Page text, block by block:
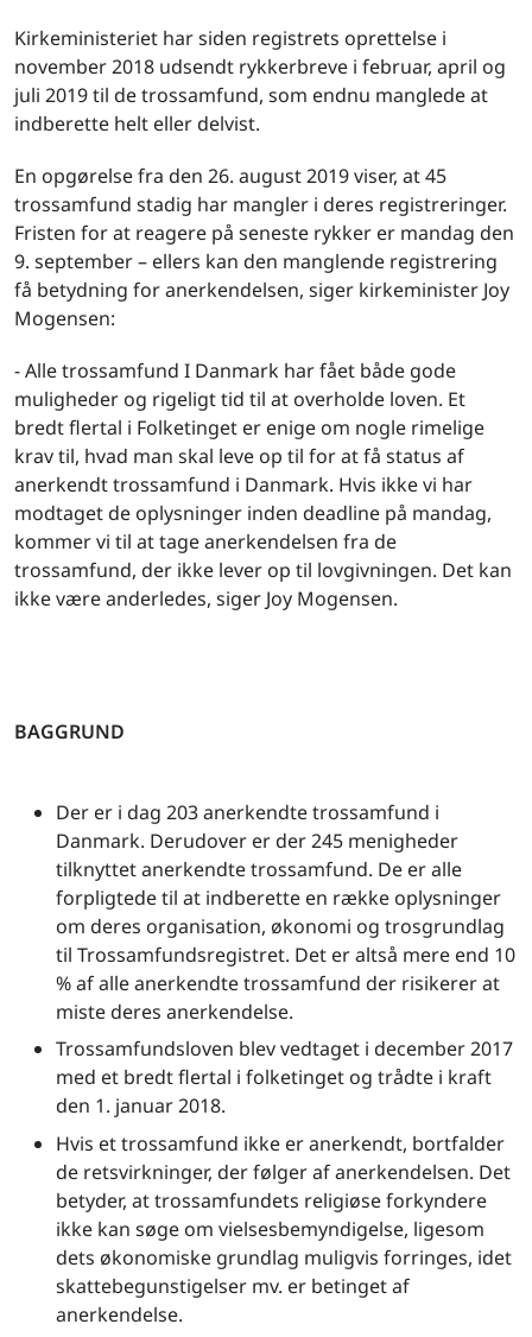
Kirkeministeriet har siden registrets oprettelse i
november 2018 udsendt rykkerbreve i februar, april og
juli 2019 til de trossamfund, som endnu manglede at
indberette helt eller delvist.
En opgørelse fra den 26. august 2019 viser, at 45
trossamfund stadig har mangler i deres registreringer.
Fristen for at reagere på seneste rykker er mandag den
9. september – ellers kan den manglende registrering
få betydning for anerkendelsen, siger kirkeminister Joy
Mogensen:
- Alle trossamfund I Danmark har fået både gode
muligheder og rigeligt tid til at overholde loven. Et
bredt flertal i Folketinget er enige om nogle rimelige
krav til, hvad man skal leve op til for at få status af
anerkendt trossamfund i Danmark. Hvis ikke vi har
modtaget de oplysninger inden deadline på mandag,
kommer vi til at tage anerkendelsen fra de
trossamfund, der ikke lever op til lovgivningen. Det kan
ikke være anderledes, siger Joy Mogensen.
BAGGRUND
Der er i dag 203 anerkendte trossamfund i
Danmark. Derudover er der 245 menigheder
tilknyttet anerkendte trossamfund. De er alle
forpligtede til at indberette en række oplysninger
om deres organisation, økonomi og trosgrundlag
til Trossamfundsregistret. Det er altså mere end 10
% af alle anerkendte trossamfund der risikerer at
miste deres anerkendelse.
Trossamfundsloven blev vedtaget i december 2017
med et bredt flertal i folketinget og trådte i kraft
den 1. januar 2018.
Hvis et trossamfund ikke er anerkendt, bortfalder
de retsvirkninger, der følger af anerkendelsen. Det
betyder, at trossamfundets religiøse forkyndere
ikke kan søge om vielsesbemyndigelse, ligesom
dets økonomiske grundlag muligvis forringes, idet
skattebegunstigelser mv. er betinget af
anerkendelse.